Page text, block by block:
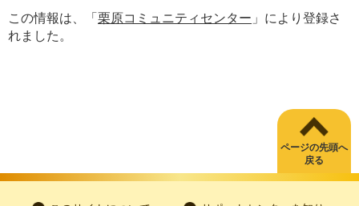
この情報は、「 栗原コミュニティセンター 」により登録さ
れました。
ページの先頭へ
戻る